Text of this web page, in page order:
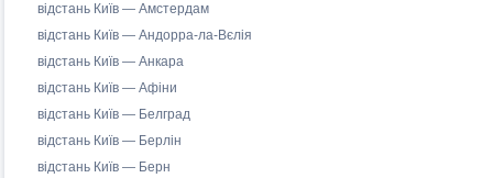
відстань Київ — Амстердам
відстань Київ — Андорра-ла-Вєлія
відстань Київ — Анкара
відстань Київ — Афіни
відстань Київ — Белград
відстань Київ — Берлін
відстань Київ — Берн